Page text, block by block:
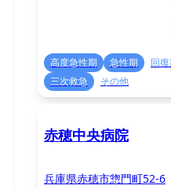
高度急性期 急性期 回
三次救急
その他
赤穂中央病院
兵庫県赤穂市惣門町52-6